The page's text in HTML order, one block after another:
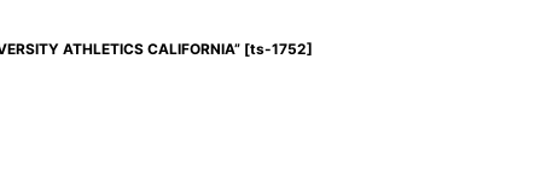
ATHLETICS CALIFORNIA” [ts-1752]